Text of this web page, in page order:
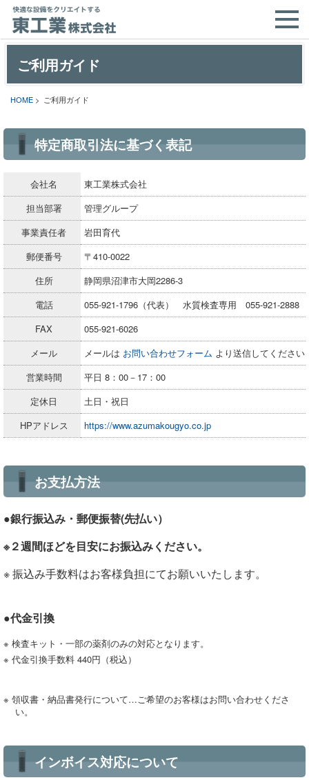
ご利用ガイド
HOME > ご利用ガイド
特定商取引法に基づく表記
会社名
東工業株式会社
担当部署
管理グループ
事業責任者
岩田育代
郵便番号
〒410-0022
住所
静岡県沼津市大岡2286-3
電話
055-921-1796（代表） 水質検査専用 055-921-2888
FAX
055-921-6026
メール
メールは お問い合わせフォーム より送信してください
営業時間
平日 8：00－17：00
定休日
土日・祝日
HPアドレス
https://www.azumakougyo.co.jp
お支払方法
●銀行振込み・郵便振替(先払い）
※２週間ほどを目安にお振込みください。
※ 振込み手数料はお客様負担にてお願いいたします。
●代金引換
※ 検査キット・一部の薬剤のみの対応となります。
※ 代金引換手数料 440円（税込）
※ 領収書・納品書発行について…ご希望のお客様はお問い合わせくださ
い。
インボイス対応について